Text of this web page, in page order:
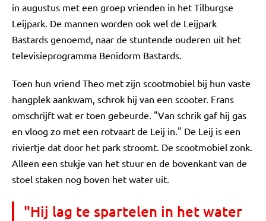
in augustus met een groep vrienden in het Tilburgse
Leijpark. De mannen worden ook wel de Leijpark
Bastards genoemd, naar de stuntende ouderen uit het
televisieprogramma Benidorm Bastards.
Toen hun vriend Theo met zijn scootmobiel bij hun vaste
hangplek aankwam, schrok hij van een scooter. Frans
omschrijft wat er toen gebeurde. "Van schrik gaf hij gas
en vloog zo met een rotvaart de Leij in." De Leij is een
riviertje dat door het park stroomt. De scootmobiel zonk.
Alleen een stukje van het stuur en de bovenkant van de
stoel staken nog boven het water uit.
"Hij lag te spartelen in het water